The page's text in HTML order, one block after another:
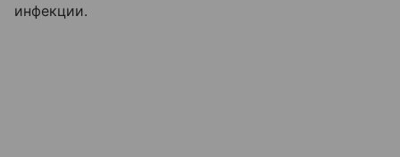
инфекции.